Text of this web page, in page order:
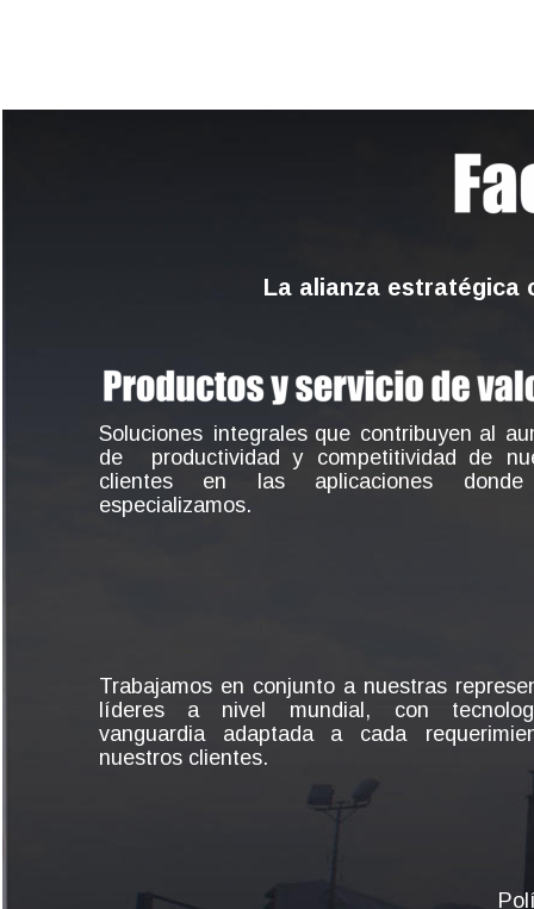
La alianza estratégica
Soluciones integrales que contribuyen al
de
productividad y competitividad de
clientes
en las aplicaciones
donde
especializamos.
Trabajamos en conjunto a nuestras
líderes
a nivel mundial, con
vanguardia
adaptada a cada
nuestros clientes.